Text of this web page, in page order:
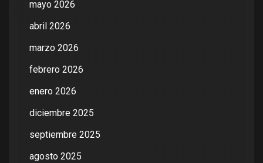
mayo 2026
abril 2026
marzo 2026
febrero 2026
enero 2026
diciembre 2025
septiembre 2025
agosto 2025